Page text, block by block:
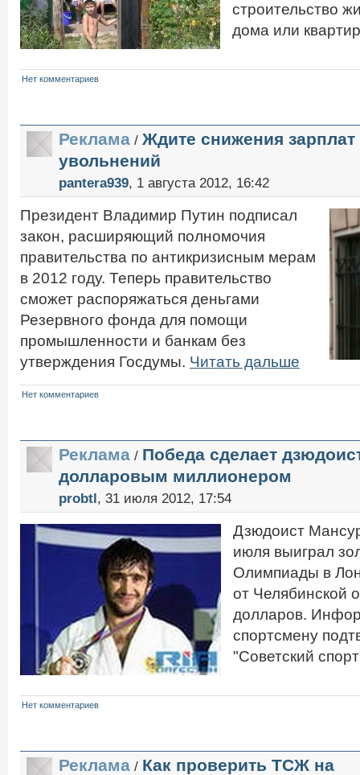
строительство
дома или
Нет комментариев
Реклама / Ждите снижения
увольнений
pantera939, 1 августа 2012, 16:42
Президент Владимир Путин подписал
закон, расширяющий полномочия
правительства по антикризисным мерам
в 2012 году. Теперь правительство
сможет распоряжаться деньгами
Резервного фонда для помощи
промышленности и банкам без
утверждения Госдумы. Читать дальше
Нет комментариев
Реклама / Победа сделает
долларовым миллионером
probtl, 31 июля 2012, 17:54
Дзюдоист
июля выиграл
Олимпиады в
от Челябинской
долларов.
спортсмену
"Советский
Нет комментариев
Реклама / Как проверить ТСЖ на